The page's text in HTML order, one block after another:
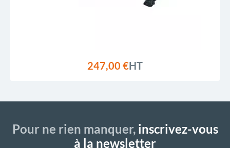
247,00 €HT
Pour ne rien manquer,inscrivez-vous
à la newsletter